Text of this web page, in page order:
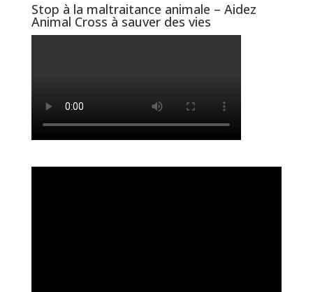
Stop à la maltraitance animale – Aidez
Animal Cross à sauver des vies